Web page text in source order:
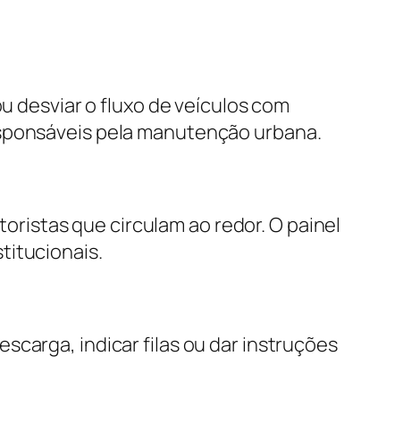
desviar o fluxo de veículos com
pela manutenção urbana.
que circulam ao redor. O painel
indicar filas ou dar instruções